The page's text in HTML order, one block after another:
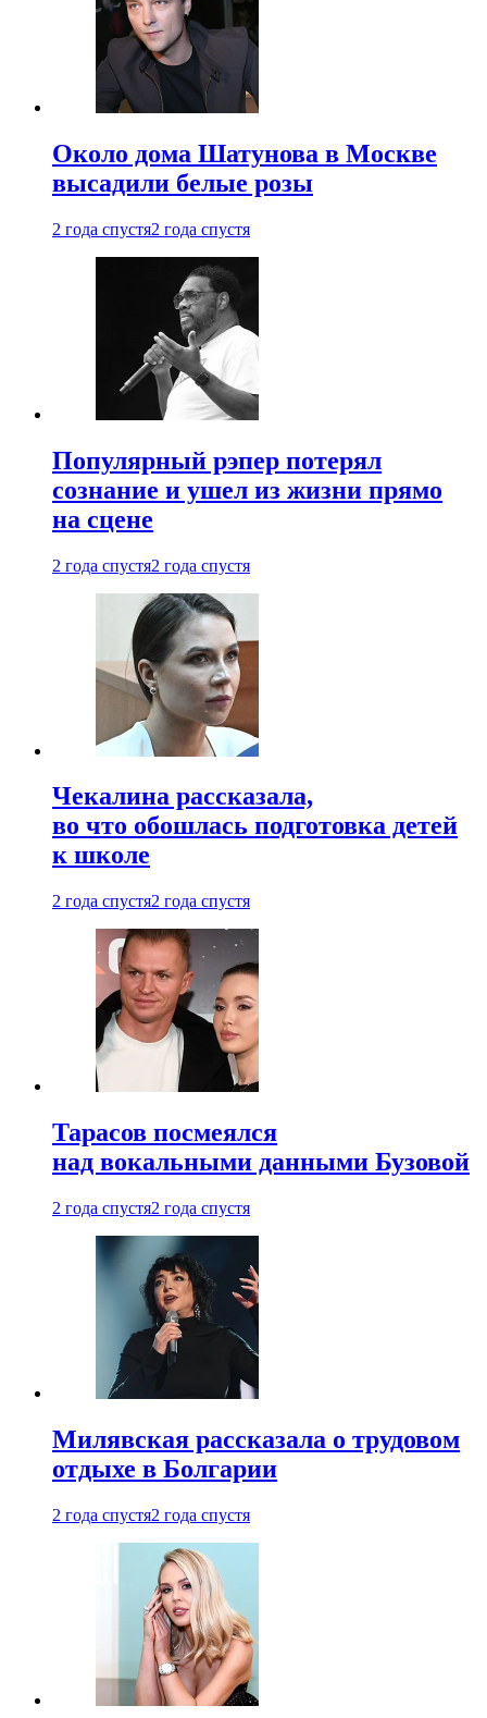
Около дома Шатунова в Москве
высадили белые розы
2 года спустя2 года спустя
Популярный рэпер потерял
сознание и ушел из жизни прямо
на сцене
2 года спустя2 года спустя
Чекалина рассказала,
во что обошлась подготовка детей
к школе
2 года спустя2 года спустя
Тарасов посмеялся
над вокальными данными Бузовой
2 года спустя2 года спустя
Милявская рассказала о трудовом
отдыхе в Болгарии
2 года спустя2 года спустя